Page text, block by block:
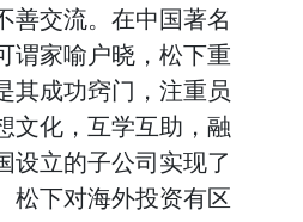
善交流。在中国著名
谓家喻户晓，松下重
其成功窍门，注重员
文化，互学互助，融
设立的子公司实现了
松下对海外投资有区